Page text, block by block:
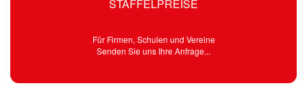
STAFFELPREISE
Für Firmen, Schulen und Vereine
Senden Sie uns Ihre Anfrage...